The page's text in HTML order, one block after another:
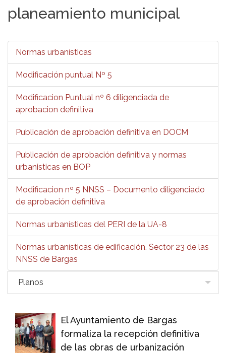
planeamiento municipal
Normas urbanísticas
Modificación puntual Nº 5
Modificacion Puntual nº 6 diligenciada de
aprobacion definitiva
Publicación de aprobación definitiva en DOCM
Publicación de aprobación definitiva y normas
urbanisticas en BOP
Modificacion nº 5 NNSS – Documento diligenciado
de aprobación definitiva
Normas urbanísticas del PERI de la UA-8
Normas urbanísticas de edificación. Sector 23 de las
NNSS de Bargas
Planos
El Ayuntamiento de Bargas
formaliza la recepción definitiva
de las obras de urbanización